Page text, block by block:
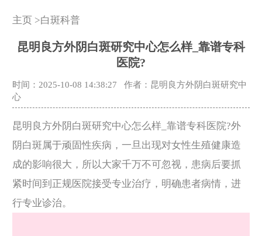
主页 >白斑科普
昆明良方外阴白斑研究中心怎么样_靠谱专科
医院?
时间：2025-10-08 14:38:27
作者：昆明良方外阴白斑研究中
心
昆明良方外阴白斑研究中心怎么样_靠谱专科医院?外
阴白斑属于顽固性疾病，一旦出现对女性生殖健康造
成的影响很大，所以大家千万不可忽视，患病后要抓
紧时间到正规医院接受专业治疗，明确患者病情，进
行专业诊治。